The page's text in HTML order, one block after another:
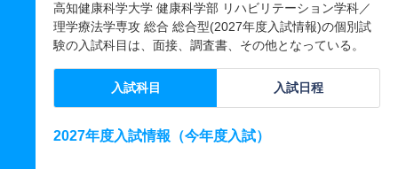
高知健康科学大学 健康科学部 リハビリテーション学科／
理学療法学専攻 総合 総合型(2027年度入試情報)の個別試
験の入試科目は、面接、調査書、その他となっている。
入試科目 入試日程
2027年度入試情報（今年度入試）